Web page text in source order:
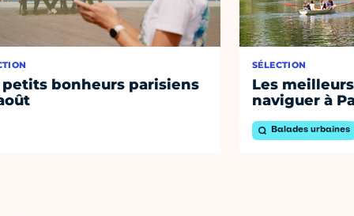
petits bonheurs parisiens
SÉLECTION
Les
naviguer à
Balades urbaines